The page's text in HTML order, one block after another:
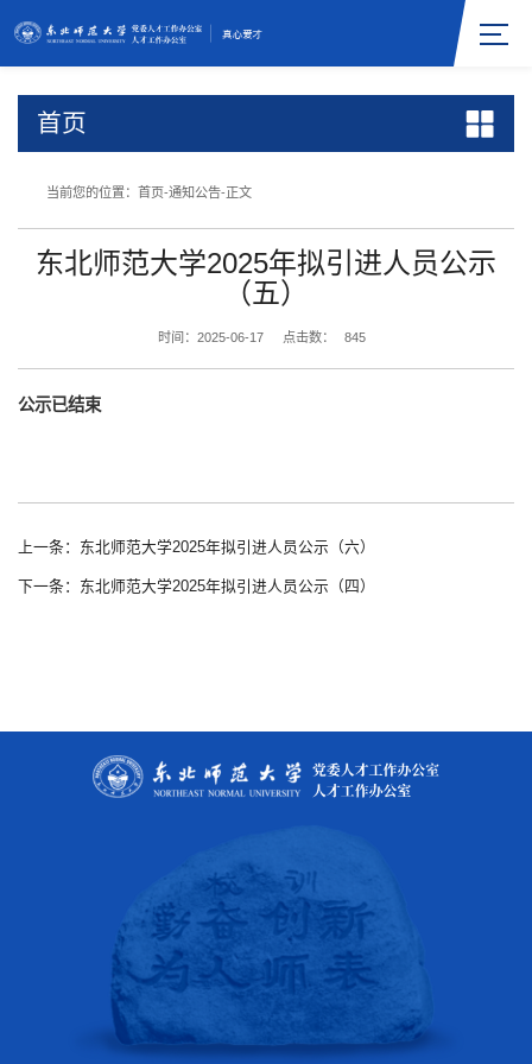
首页
当前您的位置： 首页-通知公告-正文
东北师范大学2025年拟引进人员公示
（五）
时间：2025-06-17 点击数： 845
公示已结束
上一条：东北师范大学2025年拟引进人员公示（六）
下一条：东北师范大学2025年拟引进人员公示（四）